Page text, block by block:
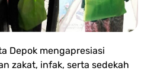
Depok mengapresiasi
zakat, infak, serta sedekah